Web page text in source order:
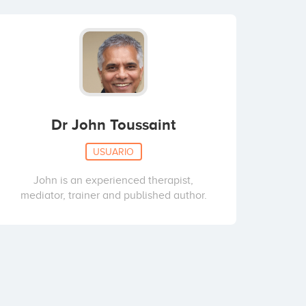
Dr John Toussaint
USUARIO
John is an experienced therapist,
mediator, trainer and published author.